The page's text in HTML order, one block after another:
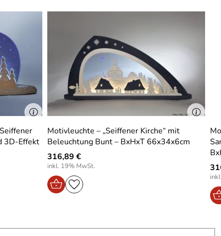
3D-Effekt
Motivleuchte – „Seiffener Kirche“ mit
Beleuchtung Bunt – BxHxT 66x34x6cm
316,89 €
inkl. 19% MwSt.